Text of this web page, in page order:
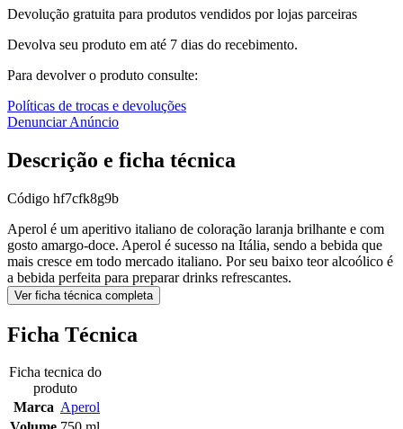
Devolução gratuita para produtos vendidos por lojas parceiras
Devolva seu produto em até 7 dias do recebimento.
Para devolver o produto consulte:
Políticas de trocas e devoluções
Denunciar Anúncio
Descrição e ficha técnica
Código hf7cfk8g9b
Aperol é um aperitivo italiano de coloração laranja brilhante e com
gosto amargo-doce. Aperol é sucesso na Itália, sendo a bebida que
mais cresce em todo mercado italiano. Por seu baixo teor alcoólico é
a bebida perfeita para preparar drinks refrescantes.
Ver ficha técnica completa
Ficha Técnica
Ficha tecnica do
produto
Marca Aperol